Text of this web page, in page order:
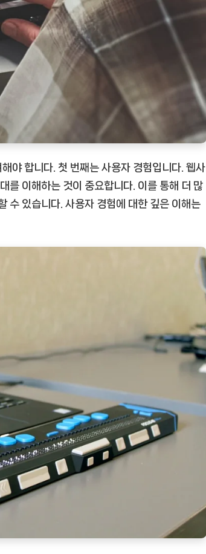
야 합니다. 첫 번째는 사용자 경험입니다. 웹사
를 이해하는 것이 중요합니다. 이를 통해 더 많
수 있습니다. 사용자 경험에 대한 깊은 이해는